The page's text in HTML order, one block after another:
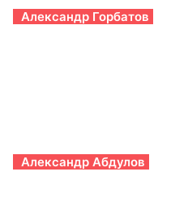
Александр Горбатов
Александр Абдулов